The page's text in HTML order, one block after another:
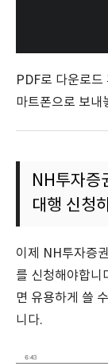
PDF로 다운로
마트폰으로 보내
NH투자증
대행 신청
이제 NH투자증
를 신청해야합니
면 유용하게 쓸
니다.